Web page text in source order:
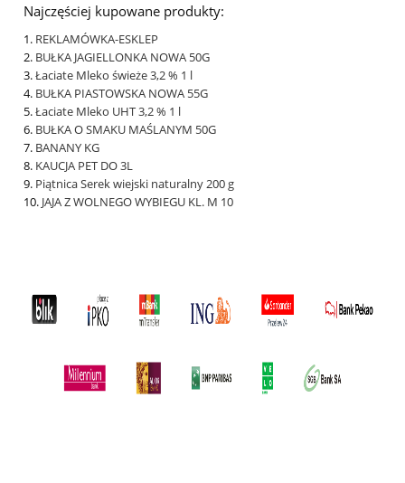
Najczęściej kupowane produkty:
REKLAMÓWKA-ESKLEP
BUŁKA JAGIELLONKA NOWA 50G
Łaciate Mleko świeże 3,2 % 1 l
BUŁKA PIASTOWSKA NOWA 55G
Łaciate Mleko UHT 3,2 % 1 l
BUŁKA O SMAKU MAŚLANYM 50G
BANANY KG
KAUCJA PET DO 3L
Piątnica Serek wiejski naturalny 200 g
JAJA Z WOLNEGO WYBIEGU KL. M 10